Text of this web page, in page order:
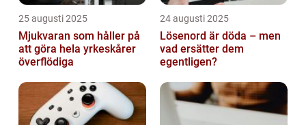
25 augusti 2025
Mjukvaran som håller på
att göra hela yrkeskårer
överflödiga
24 augusti 2025
Lösenord är döda – men
vad ersätter dem
egentligen?